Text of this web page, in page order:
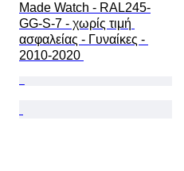
Made Watch - RAL245-
GG-S-7 - χωρίς τιμή
ασφαλείας - Γυναίκες -
2010-2020